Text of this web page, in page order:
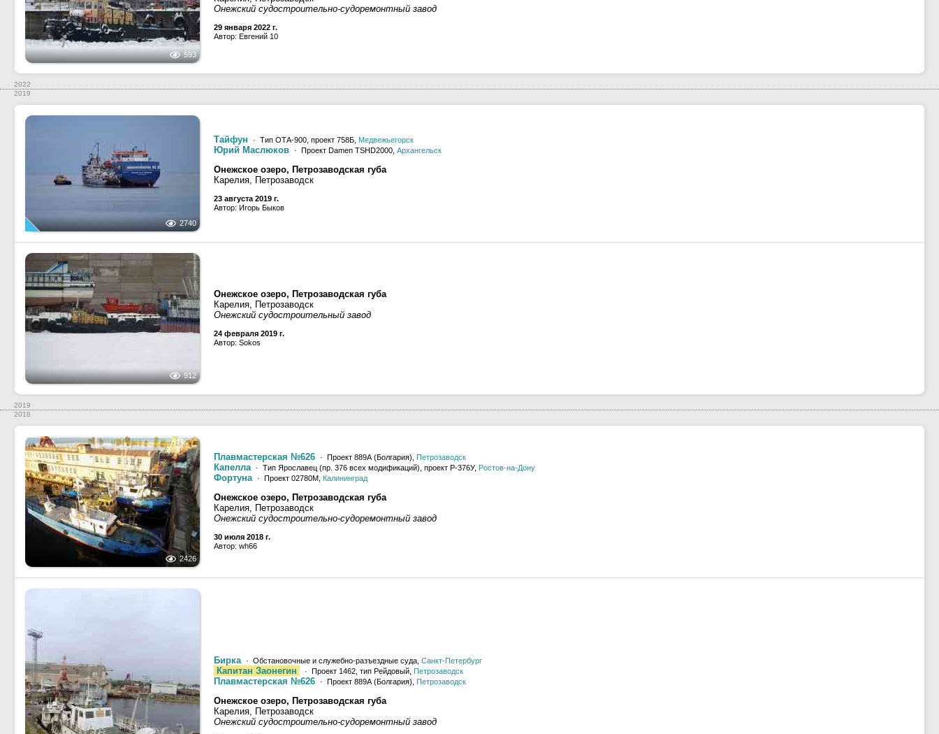
593
Онежский судостроительно-судоремонтный завод
29 января 2022 г.
Автор: Евгений 10
2022
2019
2740
Тайфун · Тип ОТА-900, проект 758Б, Медвежьегорск
Юрий Маслюков · Проект Damen TSHD2000, Архангельск
Онежское озеро, Петрозаводская губа
Карелия, Петрозаводск
23 августа 2019 г.
Автор: Игорь Быков
912
Онежское озеро, Петрозаводская губа
Карелия, Петрозаводск
Онежский судостроительный завод
24 февраля 2019 г.
Автор: Sokos
2019
2018
2426
Плавмастерская №626 · Проект 889А (Болгария), Петрозаводск
Капелла · Тип Ярославец (пр. 376 всех модификаций), проект Р-376У, Ростов-на-Дону
Фортуна · Проект 02780М, Калининград
Онежское озеро, Петрозаводская губа
Карелия, Петрозаводск
Онежский судостроительно-судоремонтный завод
30 июля 2018 г.
Автор: wh66
Бирка · Обстановочные и служебно-разъездные суда, Санкт-Петербург
Капитан Заонегин · Проект 1462, тип Рейдовый, Петрозаводск
Плавмастерская №626 · Проект 889А (Болгария), Петрозаводск
Онежское озеро, Петрозаводская губа
Карелия, Петрозаводск
Онежский судостроительно-судоремонтный завод